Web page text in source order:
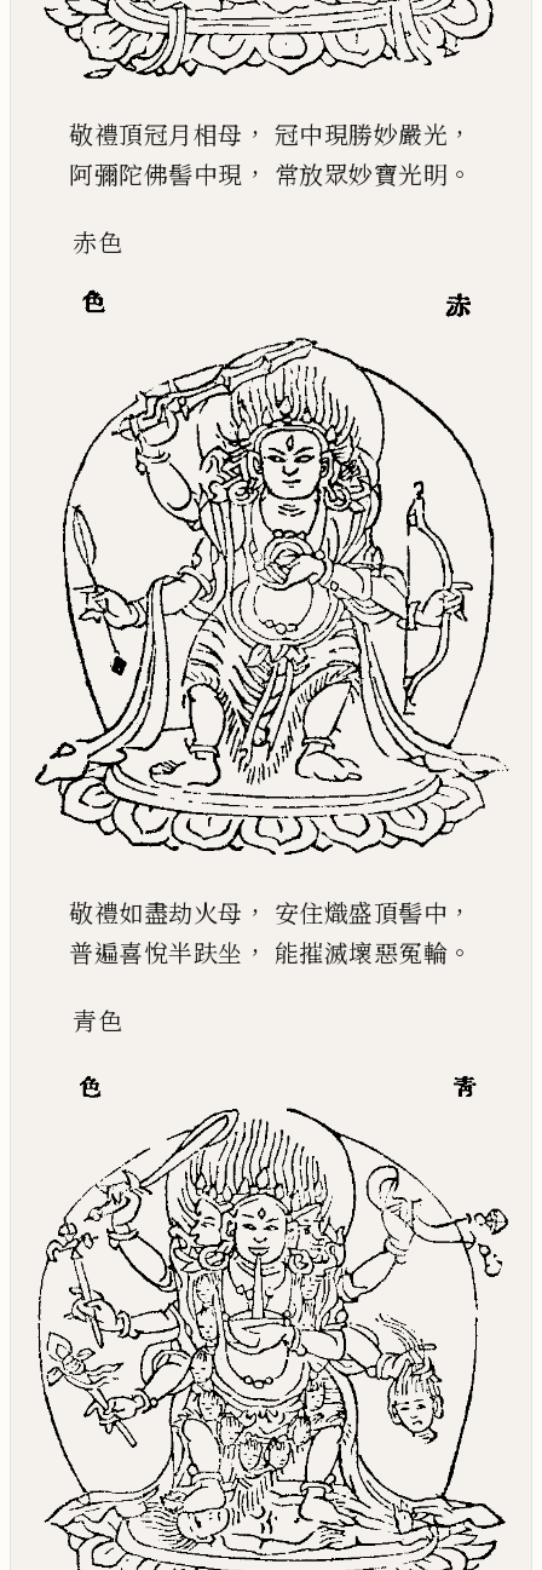
敬禮頂冠月相母 ， 冠中現勝妙嚴光 ，
阿彌陀佛髻中現 ， 常放眾妙寶光明 。
赤色
敬禮如盡劫火母 ， 安住熾盛頂髻中 ，
普遍喜悅半趺坐 ， 能摧滅壞惡冤輪 。
青色